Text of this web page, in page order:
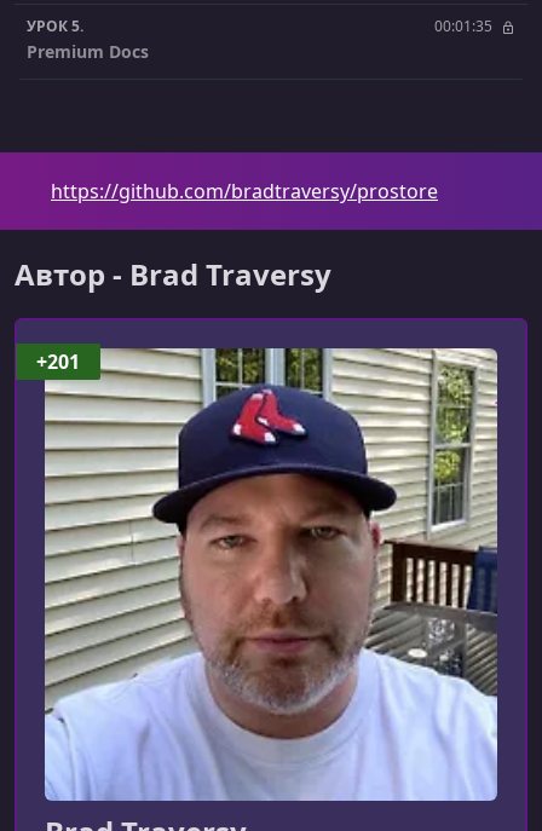
УРОК 5. 00:01:35
Premium Docs
Create Next App & Assets
ShadCN UI Setup
УРОК 9. 00:10:05
Root Layout & Constants
УРОК 10. 00:09:34
Header & Footer Components
УРОК 11. 00:13:30
Theme Mode Toggle
УРОК 12. 00:08:52
Loading & Not Found Page
УРОК 13. 00:08:12
Responsive Sheet Menu
УРОК 14. 00:09:35
Sample Products & Product List
УРОК 15.
Product Card Component
https://github.com/bradtraversy/prostore
Автор - Brad Traversy
+201